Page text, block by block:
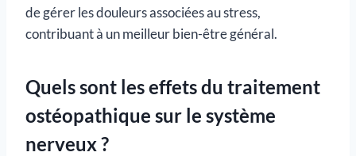
de gérer les douleurs associées au stress,
contribuant à un meilleur bien-être général.
Quels sont les effets du traitement
ostéopathique sur le système
nerveux ?